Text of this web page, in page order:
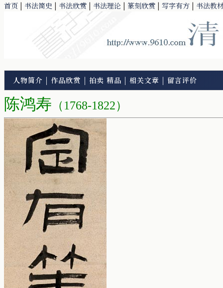
首页 | 书法简史 | 书法欣赏 | 书法理论 | 篆刻欣赏 | 写字有方 | 书法教
人物简介 | 作品欣赏 | 拍卖 精品 | 相关文章 | 留言评价
陈鸿寿 （1768-1822）